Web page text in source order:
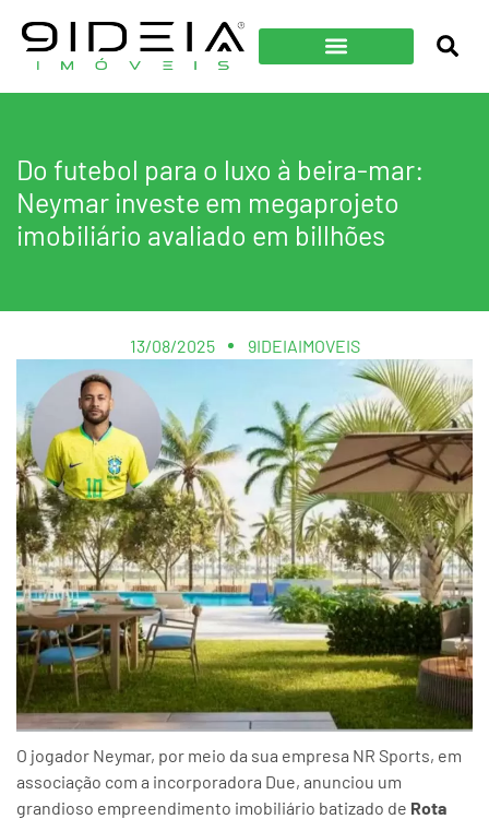
Do futebol para o luxo à beira-mar:
Neymar investe em megaprojeto
imobiliário avaliado em billhões
13/08/2025 9IDEIAIMOVEIS
O jogador Neymar, por meio da sua empresa NR Sports, em
associação com a incorporadora Due, anunciou um
grandioso empreendimento imobiliário batizado de Rota